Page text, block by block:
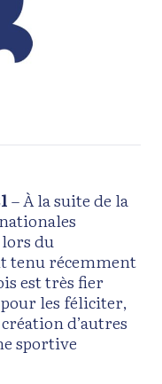
– À la suite de la
lors du
tenu récemment
est très fier
les féliciter,
d’autres
sportive